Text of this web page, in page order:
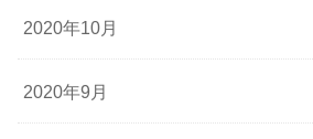
2020年10月
2020年9月